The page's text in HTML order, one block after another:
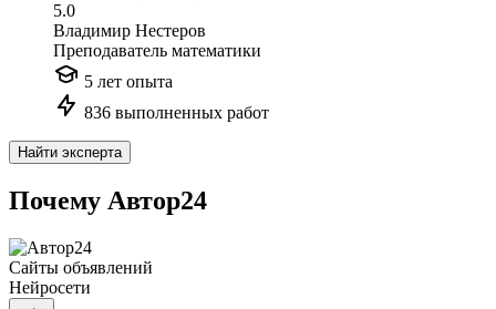
5.0
Владимир Нестеров
Преподаватель математики
5 лет опыта
836 выполненных работ
Найти эксперта
Почему Автор24
Сайты объявлений
Нейросети